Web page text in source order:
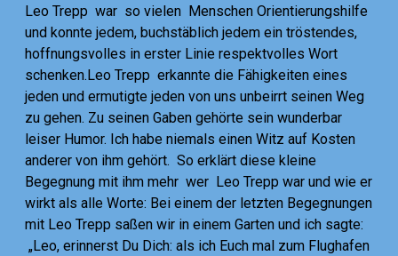
Leo Trepp war so vielen Menschen Orientierungshilfe
und konnte jedem, buchstäblich jedem ein tröstendes,
hoffnungsvolles in erster Linie respektvolles Wort
schenken.Leo Trepp erkannte die Fähigkeiten eines
jeden und ermutigte jeden von uns unbeirrt seinen Weg
zu gehen. Zu seinen Gaben gehörte sein wunderbar
leiser Humor. Ich habe niemals einen Witz auf Kosten
anderer von ihm gehört. So erklärt diese kleine
Begegnung mit ihm mehr wer Leo Trepp war und wie er
wirkt als alle Worte: Bei einem der letzten Begegnungen
mit Leo Trepp saßen wir in einem Garten und ich sagte:
„Leo, erinnerst Du Dich: als ich Euch mal zum Flughafen